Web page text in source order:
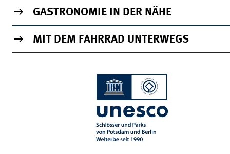
GASTRONOMIE IN DER NÄHE
MIT DEM FAHRRAD UNTERWEGS